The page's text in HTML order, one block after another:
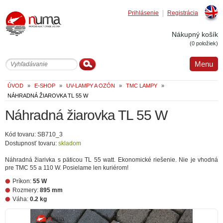
Registrácia
Prihlásenie
Nákupný košík
(0 položiek)
Menu
ÚVOD » E-SHOP » UV-LAMPY A OZÓN » TMC LAMPY
»
NÁHRADNÁ ŽIAROVKA TL 55 W
Náhradná žiarovka TL 55 W
Kód tovaru: SB710_3
Dostupnosť tovaru: skladom
Náhradná žiarivka s päticou TL 55 watt. Ekonomické riešenie. Nie je vhodná
pre TMC 55 a 110 W. Posielame len kuriérom!
Príkon: 55 W
Rozmery: 895 mm
Váha: 0.2 kg